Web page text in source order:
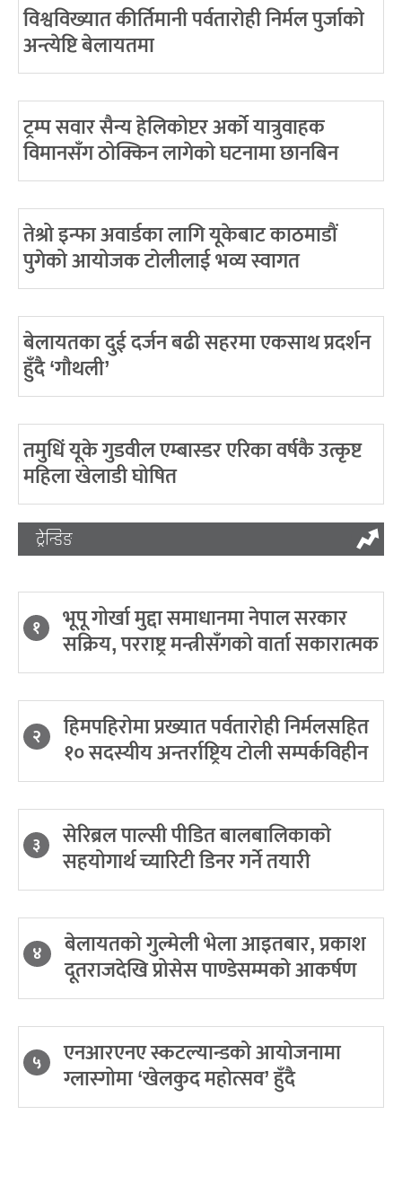
विश्वविख्यात कीर्तिमानी पर्वतारोही निर्मल पुर्जाको
अन्त्येष्टि बेलायतमा
ट्रम्प सवार सैन्य हेलिकोप्टर अर्को यात्रुवाहक
विमानसँग ठोक्किन लागेको घटनामा छानबिन
तेश्रो इन्फा अवार्डका लागि यूकेबाट काठमाडौं
पुगेको आयोजक टोलीलाई भव्य स्वागत
बेलायतका दुई दर्जन बढी सहरमा एकसाथ प्रदर्शन
हुँदै ‘गौथली’
तमुधिं यूके गुडवील एम्बास्डर एरिका वर्षकै उत्कृष्ट
महिला खेलाडी घोषित
ट्रेन्डिङ
१ भूपू गोर्खा मुद्दा समाधानमा नेपाल सरकार
सक्रिय, परराष्ट्र मन्त्रीसँगको वार्ता सकारात्मक
२ हिमपहिरोमा प्रख्यात पर्वतारोही निर्मलसहित
१० सदस्यीय अन्तर्राष्ट्रिय टोली सम्पर्कविहीन
३ सेरिब्रल पाल्सी पीडित बालबालिकाको
सहयोगार्थ च्यारिटी डिनर गर्ने तयारी
४ बेलायतको गुल्मेली भेला आइतबार, प्रकाश
दूतराजदेखि प्रोसेस पाण्डेसम्मको आकर्षण
५ एनआरएनए स्कटल्यान्डको आयोजनामा
ग्लास्गोमा ‘खेलकुद महोत्सव’ हुँदै